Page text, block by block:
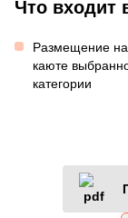
Что входит
Размещение
каюте
категории